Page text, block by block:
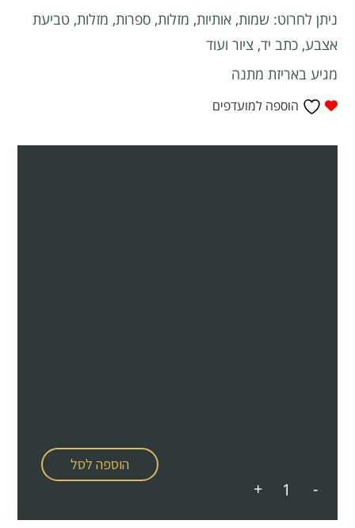
ניתן לחרוט: שמות, אותיות, מזלות, ספרות, מזלות, טביעת
אצבע, כתב יד, ציור ועוד
מגיע באריזת מתנה
הוספה למועדפים
-
+
הוספה לסל